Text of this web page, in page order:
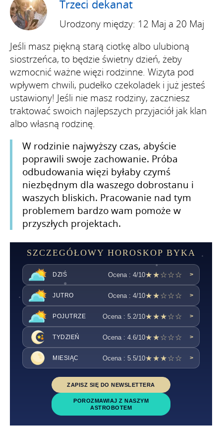
Trzeci dekanat
Urodzony między: 12 Maj a 20 Maj
Jeśli masz piękną starą ciotkę albo ulubioną
siostrzeńca, to będzie świetny dzień, żeby
wzmocnić ważne więzi rodzinne. Wizyta pod
wpływem chwili, pudełko czekoladek i już jesteś
ustawiony! Jeśli nie masz rodziny, zaczniesz
traktować swoich najlepszych przyjaciół jak klan
albo własną rodzinę.
W rodzinie najwyższy czas, abyście
poprawili swoje zachowanie. Próba
odbudowania więzi byłaby czymś
niezbędnym dla waszego dobrostanu i
waszych bliskich. Pracowanie nad tym
problemem bardzo wam pomoże w
przyszłych projektach.
SZCZEGÓŁOWY HOROSKOP BYKA
DZIŚ Ocena : 4/10★★☆☆☆ >
JUTRO Ocena : 4/10★★☆☆☆ >
POJUTRZE Ocena : 5.2/10★★★☆☆ >
TYDZIEŃ Ocena : 4.6/10★★☆☆☆ >
MIESIĄC Ocena : 5.5/10★★★☆☆ >
ZAPISZ SIĘ DO NEWSLETTERA
POROZMAWIAJ Z NASZYM
ASTROBOTEM